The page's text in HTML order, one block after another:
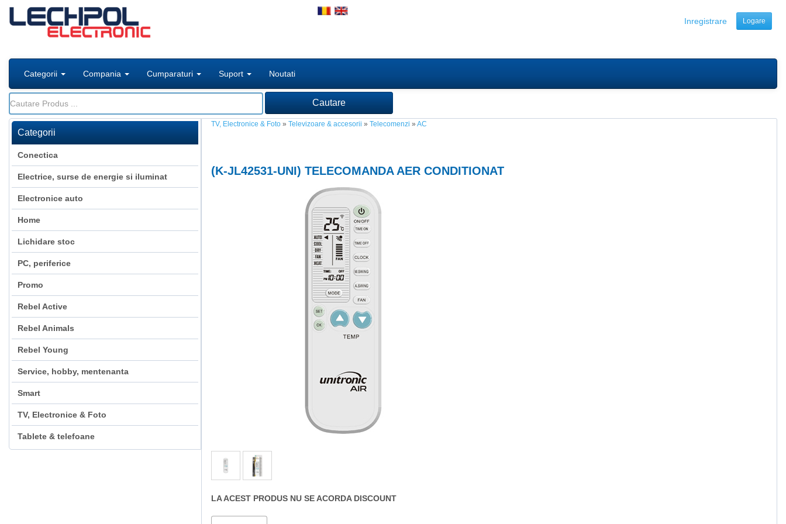
Inregistrare Logare
Categorii Compania Cumparaturi Suport Noutati
Categorii
Conectica
Electrice, surse de energie si iluminat
Electronice auto
Home
Lichidare stoc
PC, periferice
Promo
Rebel Active
Rebel Animals
Rebel Young
Service, hobby, mentenanta
Smart
TV, Electronice & Foto
Tablete & telefoane
TV, Electronice & Foto » Televizoare & accesorii » Telecomenzi » AC
(K-JL42531-UNI) TELECOMANDA AER CONDITIONAT
LA ACEST PRODUS NU SE ACORDA DISCOUNT